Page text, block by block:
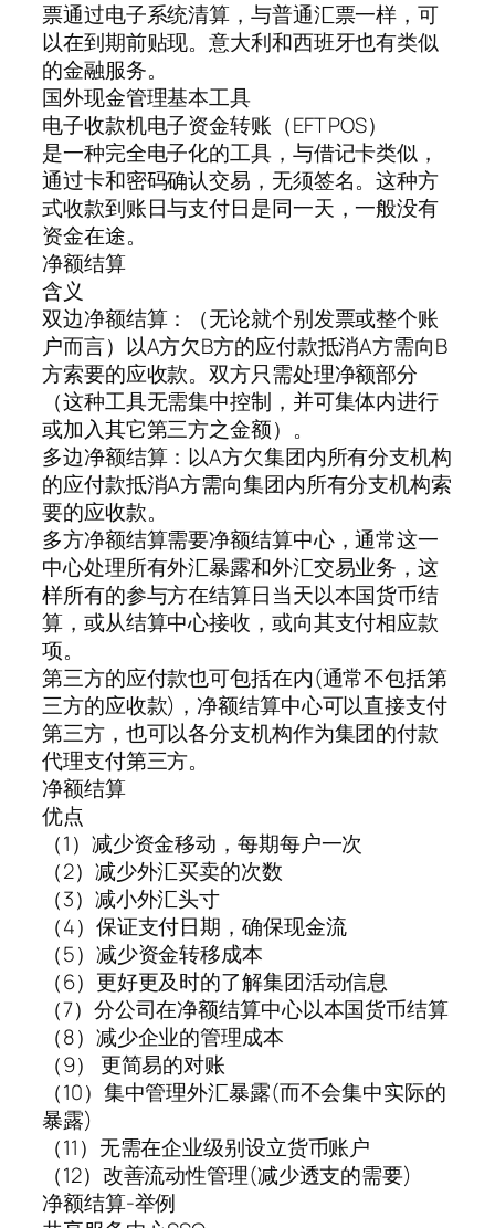
票通过电子系统清算，与普通汇票一样，可
以在到期前贴现。意大利和西班牙也有类似
的金融服务。
国外现金管理基本工具
电子收款机电子资金转账（EFT POS）
是一种完全电子化的工具，与借记卡类似，
通过卡和密码确认交易，无须签名。这种方
式收款到账日与支付日是同一天，一般没有
资金在途。
净额结算
含义
双边净额结算：（无论就个别发票或整个账
户而言）以A方欠B方的应付款抵消A方需向B
方索要的应收款。双方只需处理净额部分
（这种工具无需集中控制，并可集体内进行
或加入其它第三方之金额）。
多边净额结算：以A方欠集团内所有分支机构
的应付款抵消A方需向集团内所有分支机构索
要的应收款。
多方净额结算需要净额结算中心，通常这一
中心处理所有外汇暴露和外汇交易业务，这
样所有的参与方在结算日当天以本国货币结
算，或从结算中心接收，或向其支付相应款
项。
第三方的应付款也可包括在内(通常不包括第
三方的应收款)，净额结算中心可以直接支付
第三方，也可以各分支机构作为集团的付款
代理支付第三方。
净额结算
优点
（1）减少资金移动，每期每户一次
（2）减少外汇买卖的次数
（3）减小外汇头寸
（4）保证支付日期，确保现金流
（5）减少资金转移成本
（6）更好更及时的了解集团活动信息
（7）分公司在净额结算中心以本国货币结算
（8）减少企业的管理成本
（9） 更简易的对账
（10）集中管理外汇暴露(而不会集中实际的
暴露)
（11）无需在企业级别设立货币账户
（12）改善流动性管理(减少透支的需要)
净额结算-举例